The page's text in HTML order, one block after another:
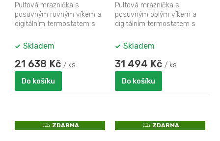
Pultová mraznička s
posuvným rovným víkem a
digitálním termostatem s
Skladem
21 638 Kč / ks
Do košíku
Pultová mraznička s
posuvným oblým víkem a
digitálním termostatem s
Skladem
31 494 Kč / ks
Do košíku
Z
D
ZDARMA
Z
D
ZDARMA